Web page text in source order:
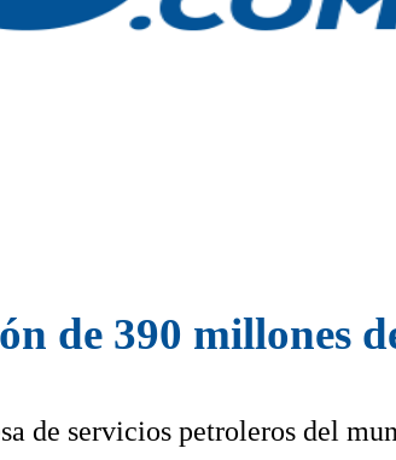
de 390 millones
de servicios petroleros del